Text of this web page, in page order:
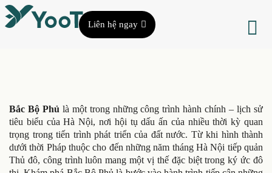
Liên hệ ngay
Bắc Bộ Phủ là một trong những công trình hành chính – lịch sử
tiêu biểu của Hà Nội, nơi hội tụ dấu ấn của nhiều thời kỳ quan
trọng trong tiến trình phát triển của đất nước. Từ khi hình thành
dưới thời Pháp thuộc cho đến những năm tháng Hà Nội tiếp quản
Thủ đô, công trình luôn mang một vị thế đặc biệt trong ký ức đô